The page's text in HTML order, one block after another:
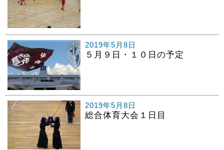
2019年5月8日
５月９日・１０日の予定
2019年5月8日
総合体育大会１日目